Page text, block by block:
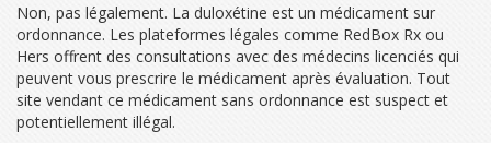
Non, pas légalement. La duloxétine est un médicament sur
ordonnance. Les plateformes légales comme RedBox Rx ou
Hers offrent des consultations avec des médecins licenciés qui
peuvent vous prescrire le médicament après évaluation. Tout
site vendant ce médicament sans ordonnance est suspect et
potentiellement illégal.